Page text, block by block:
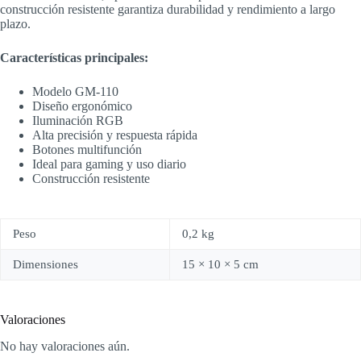
construcción resistente garantiza durabilidad y rendimiento a largo
plazo.
Características principales:
Modelo GM-110
Diseño ergonómico
Iluminación RGB
Alta precisión y respuesta rápida
Botones multifunción
Ideal para gaming y uso diario
Construcción resistente
Peso 0,2 kg
Dimensiones 15 × 10 × 5 cm
Valoraciones
No hay valoraciones aún.